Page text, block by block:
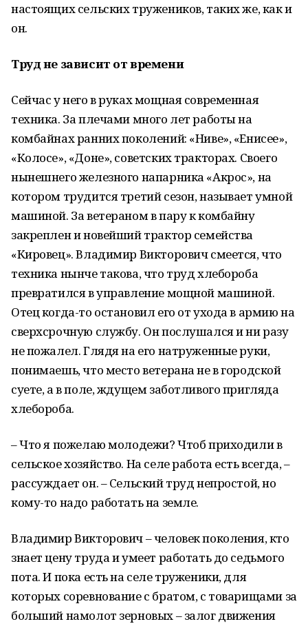
настоящих сельских тружеников, таких же, как и
он.
Труд не зависит от времени
Сейчас у него в руках мощная современная
техника. За плечами много лет работы на
комбайнах ранних поколений: «Ниве», «Енисее»,
«Колосе», «Доне», советских тракторах. Своего
нынешнего железного напарника «Акрос», на
котором трудится третий сезон, называет умной
машиной. За ветераном в пару к комбайну
закреплен и новейший трактор семейства
«Кировец». Владимир Викторович смеется, что
техника нынче такова, что труд хлебороба
превратился в управление мощной машиной.
Отец когда-то остановил его от ухода в армию на
сверхсрочную службу. Он послушался и ни разу
не пожалел. Глядя на его натруженные руки,
понимаешь, что место ветерана не в городской
суете, а в поле, ждущем заботливого пригляда
хлебороба.
– Что я пожелаю молодежи? Чтоб приходили в
сельское хозяйство. На селе работа есть всегда, –
рассуждает он. – Сельский труд непростой, но
кому-то надо работать на земле.
Владимир Викторович – человек поколения, кто
знает цену труда и умеет работать до седьмого
пота. И пока есть на селе труженики, для
которых соревнование с братом, с товарищами за
больший намолот зерновых – залог движения